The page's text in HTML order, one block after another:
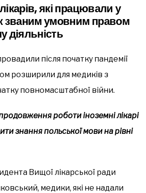
які працювали у
званим умовним правом
діяльність
після початку пандемії
розширили для медиків з
повномасштабної війни.
роботи іноземні лікарі
знання польської мови на рівні
Вищої лікарської ради
медики, які не надали